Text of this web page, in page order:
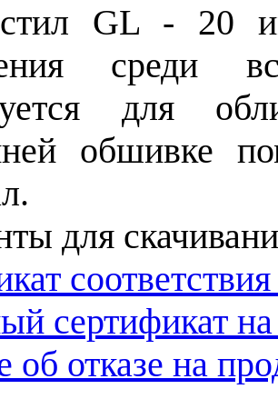
GL - 20
среди
для
обшивке
для
сертификат
об отказе на